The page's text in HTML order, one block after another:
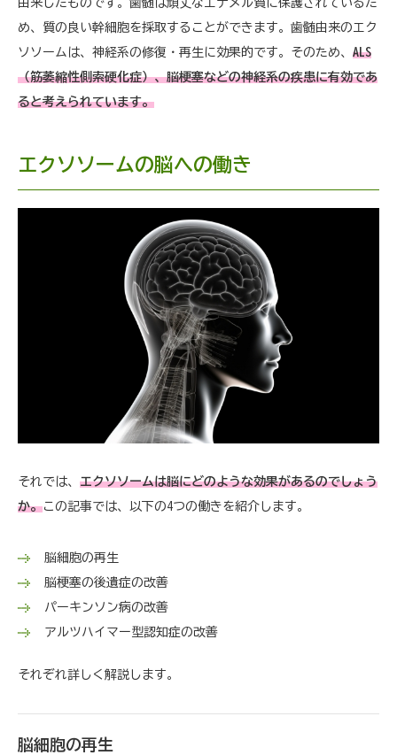
由来したものです。歯髄は頑丈なエナメル質に保護されているた
め、質の良い幹細胞を採取することができます。歯髄由来のエク
ソソームは、神経系の修復・再生に効果的です。そのため、 ALS
（筋萎縮性側索硬化症）、脳梗塞などの神経系の疾患に有効であ
ると考えられています。
エクソソームの脳への働き
それでは、 エクソソームは脳にどのような効果があるのでしょう
か。この記事では、以下の4つの働きを紹介します。
脳細胞の再生
脳梗塞の後遺症の改善
パーキンソン病の改善
アルツハイマー型認知症の改善
それぞれ詳しく解説します。
脳細胞の再生